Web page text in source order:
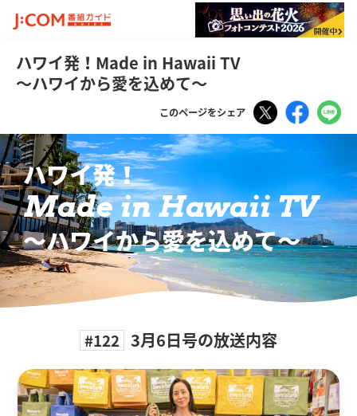
ハワイ発！Made in Hawaii TV
～ハワイから愛を込めて～
このページをシェア Tweet
ハワイ発！
Made in Hawaii TV
〜ハワイから愛を込めて〜
#122 3月6日号の放送内容